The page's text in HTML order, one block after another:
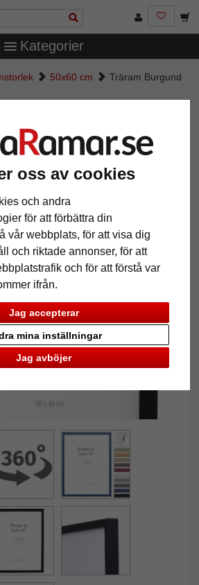
oss av cookies
och andra
för att förbättra din
vår webbplats, för att visa dig
och riktade annonser, för att
och för att förstå var
ifrån.
Jag accepterar
Jag avböjer
mina inställningar
Kategorier
50x60 cm
Träram Burgund
med distanslist